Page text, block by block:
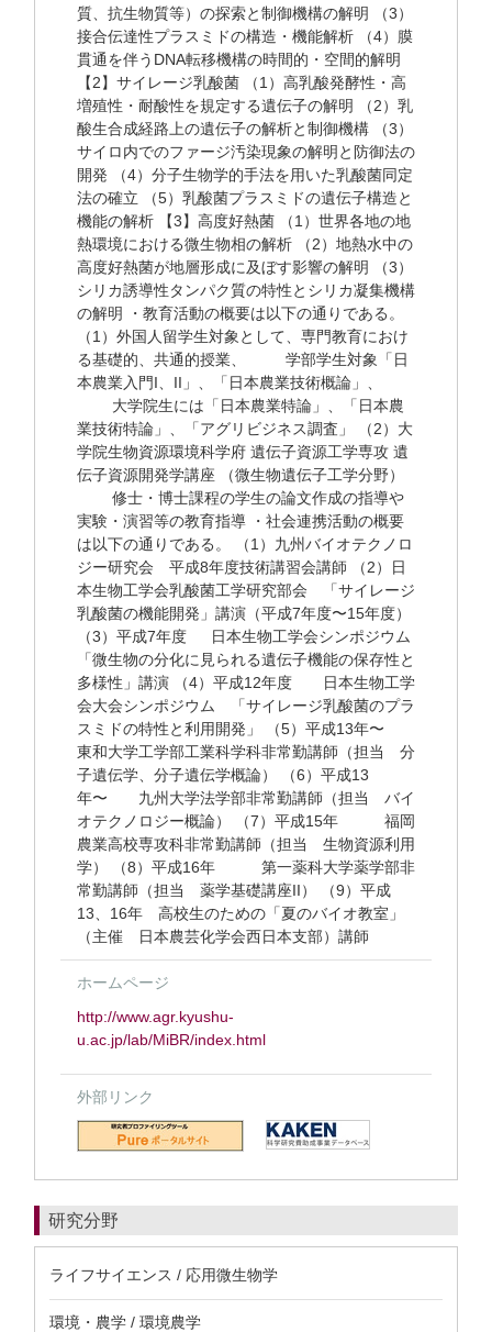
質、抗生物質等）の探索と制御機構の解明 （3）
接合伝達性プラスミドの構造・機能解析 （4）膜
貫通を伴うDNA転移機構の時間的・空間的解明
【2】サイレージ乳酸菌 （1）高乳酸発酵性・高
増殖性・耐酸性を規定する遺伝子の解明 （2）乳
酸生合成経路上の遺伝子の解析と制御機構 （3）
サイロ内でのファージ汚染現象の解明と防御法の
開発 （4）分子生物学的手法を用いた乳酸菌同定
法の確立 （5）乳酸菌プラスミドの遺伝子構造と
機能の解析 【3】高度好熱菌 （1）世界各地の地
熱環境における微生物相の解析 （2）地熱水中の
高度好熱菌が地層形成に及ぼす影響の解明 （3）
シリカ誘導性タンパク質の特性とシリカ凝集機構
の解明 ・教育活動の概要は以下の通りである。
（1）外国人留学生対象として、専門教育におけ
る基礎的、共通的授業、 学部学生対象「日
本農業入門I、II」、「日本農業技術概論」、
大学院生には「日本農業特論」、「日本農
業技術特論」、「アグリビジネス調査」 （2）大
学院生物資源環境科学府 遺伝子資源工学専攻 遺
伝子資源開発学講座 （微生物遺伝子工学分野）
修士・博士課程の学生の論文作成の指導や
実験・演習等の教育指導 ・社会連携活動の概要
は以下の通りである。 （1）九州バイオテクノロ
ジー研究会 平成8年度技術講習会講師 （2）日
本生物工学会乳酸菌工学研究部会 「サイレージ
乳酸菌の機能開発」講演（平成7年度〜15年度）
（3）平成7年度 日本生物工学会シンポジウム
「微生物の分化に見られる遺伝子機能の保存性と
多様性」講演 （4）平成12年度 日本生物工学
会大会シンポジウム 「サイレージ乳酸菌のプラ
スミドの特性と利用開発」 （5）平成13年〜
東和大学工学部工業科学科非常勤講師（担当 分
子遺伝学、分子遺伝学概論） （6）平成13
年〜 九州大学法学部非常勤講師（担当 バイ
オテクノロジー概論） （7）平成15年 福岡
農業高校専攻科非常勤講師（担当 生物資源利用
学） （8）平成16年 第一薬科大学薬学部非
常勤講師（担当 薬学基礎講座II） （9）平成
13、16年 高校生のための「夏のバイオ教室」
（主催 日本農芸化学会西日本支部）講師
ホームページ
http://www.agr.kyushu-
u.ac.jp/lab/MiBR/index.html
外部リンク
研究分野
ライフサイエンス / 応用微生物学
環境・農学 / 環境農学